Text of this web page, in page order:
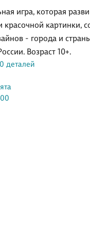
игра, которая
картинки,
- города и
Возраст 10+.
деталей